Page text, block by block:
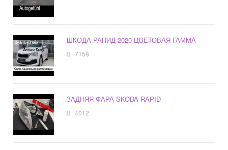
ШКОДА РАПИД 2020 ЦВЕТОВАЯ ГАММА
7158
ЗАДНЯЯ ФАРА SKODA RAPID
4012